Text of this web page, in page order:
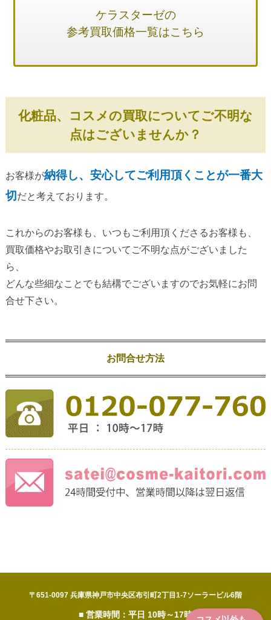
ケラスターゼの
参考買取価格一覧はこちら
化粧品、コスメの買取についてご不明な
点はございませんか？
お客様が納得し、安心してご利用頂くことが一番大
切 だと考えております。
これからのお客様も、いつもご利用頂くださるお客様も、
買取価格やお取引きについてご不明な点がございました
ら、
どんな些細なことでも結構でございますのでお気軽にお問
合せ下さい。
お問合せ方法
〒651-0097 兵庫県神戸市中央区布引町2丁目1-7ソーラービル6階
■ 営業時間：平日 10時～17時